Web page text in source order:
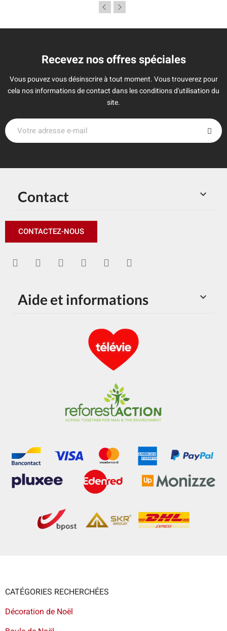
Recevez nos offres spéciales
Vous pouvez vous désinscrire à tout moment. Vous trouverez pour
cela nos informations de contact dans les conditions d'utilisation du
site.

Contact
CONTACTEZ-NOUS

Aide et informations
CATÉGORIES RECHERCHÉES
Décoration de Noël